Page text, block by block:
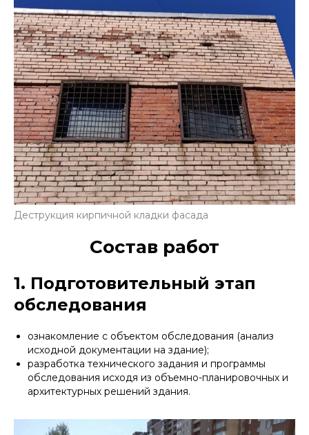
Деструкция кирпичной кладки фасада
Состав работ
1. Подготовительный этап
обследования
ознакомление с объектом обследования (анализ
исходной документации на здание);
разработка технического задания и программы
обследования исходя из объемно-планировочных и
архитектурных решений здания.